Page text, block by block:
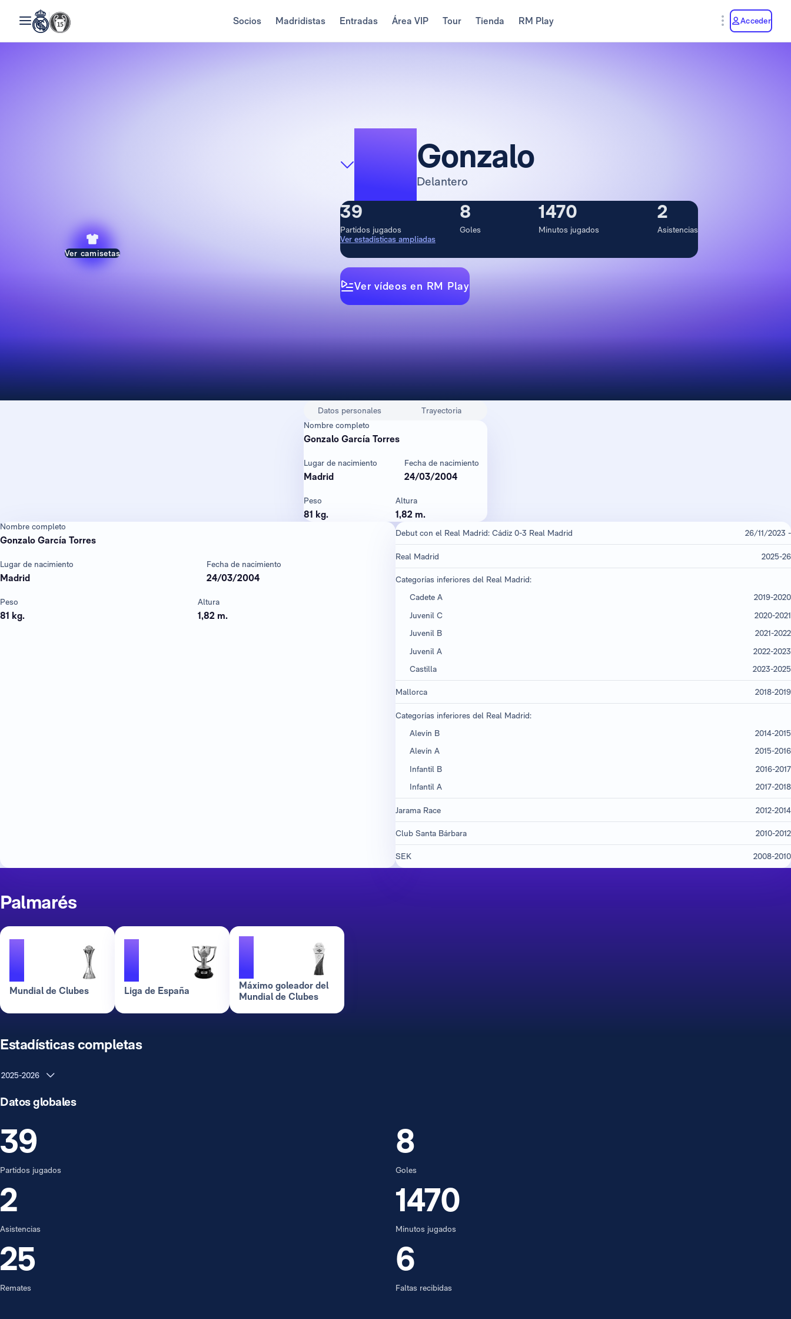
Socios Madridistas Entradas Área VIP Tour Tienda RM Play Acceder
16Gonzalo
Delantero
39
Partidos jugados
8
Goles
1470
Minutos jugados
2
Asistencias
Ver estadísticas ampliadas
Ver vídeos en RM Play
Ver camisetas
Datos personales
Trayectoria
Nombre completo
Gonzalo García Torres
Lugar de nacimiento
Madrid
Fecha de nacimiento
24/03/2004
Peso
81 kg.
Altura
1,82 m.
Nombre completo
Gonzalo García Torres
Lugar de nacimiento
Madrid
Fecha de nacimiento
24/03/2004
Peso
81 kg.
Altura
1,82 m.
Debut con el Real Madrid: Cádiz 0-3 Real Madrid 26/11/2023 -
Real Madrid 2025-26
Categorías inferiores del Real Madrid:
Cadete A ​
2019-2020
Juvenil C
2020-2021
Juvenil B
2021-2022
Juvenil A
2022-2023
Castilla
2023-2025
Mallorca 2018-2019
Categorías inferiores del Real Madrid:
Alevín B
2014-2015
Alevín A
2015-2016
Infantil B
2016-2017
Infantil A
2017-2018
Jarama Race 2012-2014
Club Santa Bárbara 2010-2012
SEK 2008-2010
Palmarés
1
Mundial de Clubes
1
Liga de España
1
Máximo goleador del
Mundial de Clubes
Estadísticas completas
2025-2026
Datos globales
39
Partidos jugados
8
Goles
2
Asistencias
1470
Minutos jugados
25
Remates
6
Faltas recibidas